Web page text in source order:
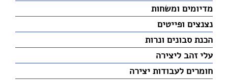
מדיומים ומשחות
נצנצים ופייטים
הכנת סבונים ונרות
עלי זהב ליצירה
חומרים לעבודות יצירה